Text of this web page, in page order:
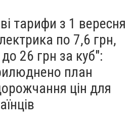
тарифи з 1 вересня
по 7,6 грн,
до 26 грн за куб":
план
цін для